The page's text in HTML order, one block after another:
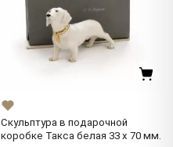
Скульптура в подарочной
коробке Такса белая 33 x 70 мм.